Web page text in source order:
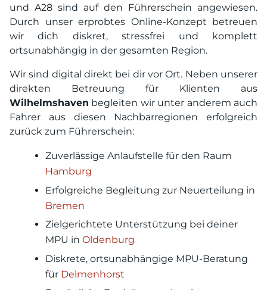
und A28 sind auf den Führerschein angewiesen.
Durch unser erprobtes Online-Konzept betreuen
wir dich diskret, stressfrei und komplett
ortsunabhängig in der gesamten Region.
Wir sind digital direkt bei dir vor Ort. Neben unserer
direkten Betreuung für Klienten aus
Wilhelmshaven begleiten wir unter anderem auch
Fahrer aus diesen Nachbarregionen erfolgreich
zurück zum Führerschein:
Zuverlässige Anlaufstelle für den Raum
Hamburg
Erfolgreiche Begleitung zur Neuerteilung in
Bremen
Zielgerichtete Unterstützung bei deiner
MPU in Oldenburg
Diskrete, ortsunabhängige MPU-Beratung
für Delmenhorst